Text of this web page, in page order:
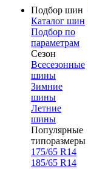
Подбор шин
Каталог шин
Подбор по
параметрам
Сезон
Всесезонные
шины
Зимние
шины
Летние
шины
Популярные
типоразмеры
175/65 R14
185/65 R14